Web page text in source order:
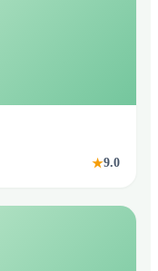
★9.0